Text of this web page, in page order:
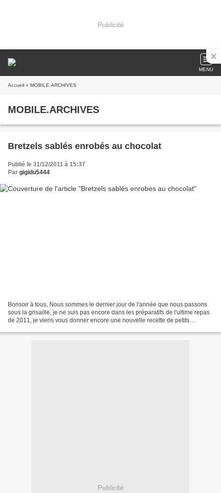
Publicité
MENU
Accueil » MOBILE.ARCHIVES
MOBILE.ARCHIVES
Bretzels sablés enrobés au chocolat
Publié le 31/12/2011 à 15:37
Par gigidu5444
Bonsoir à tous, Nous sommes le dernier jour de l'année que nous passons
sous la grisaille, je ne suis pas encore dans les préparatifs de l'ultime repas
de 2011, je viens vous donner encore une nouvelle recette de petits
Publicité